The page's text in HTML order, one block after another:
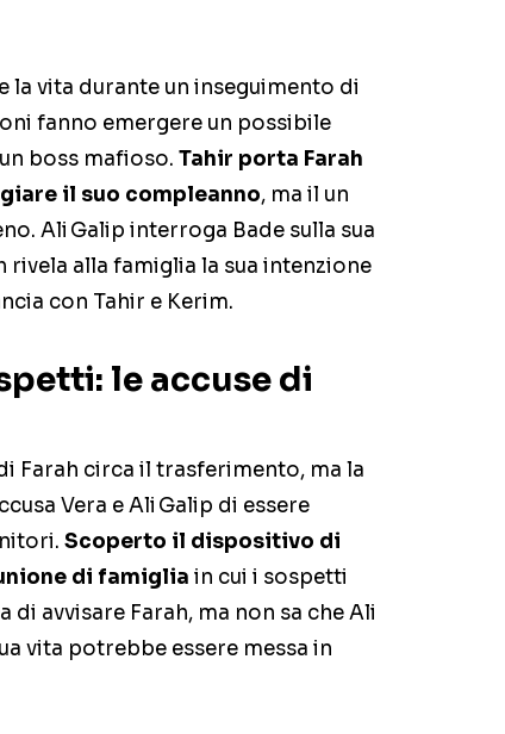
la vita durante un inseguimento di
fanno emergere un possibile
boss mafioso. Tahir porta Farah
il suo compleanno, ma il un
Ali Galip interroga Bade sulla sua
rivela alla famiglia la sua intenzione
con Tahir e Kerim.
le accuse di
Farah circa il trasferimento, ma la
Vera e Ali Galip di essere
Scoperto il dispositivo di
di famiglia in cui i sospetti
avvisare Farah, ma non sa che Ali
vita potrebbe essere messa in